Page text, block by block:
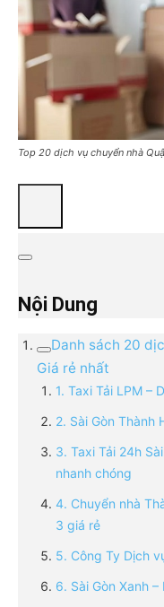
Top 20 dịch vụ chuyển nhà
Nội Dung
Danh sách 20
Giá rẻ nhất
1. Taxi Tải LPM –
2. Sài Gòn Thành
3. Taxi Tải 24h
nhanh chóng
4. Chuyển nhà
3 giá rẻ
5. Công Ty Dịch
6. Sài Gòn Xanh